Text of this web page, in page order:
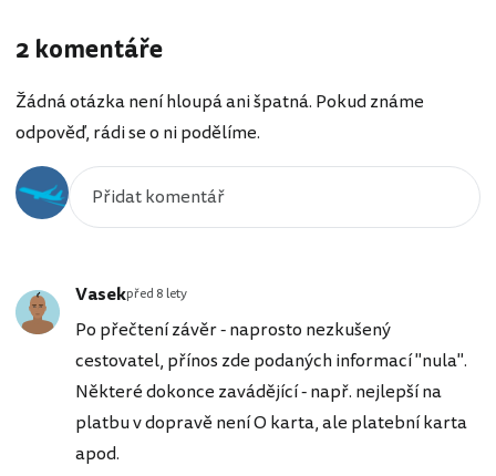
2 komentáře
Žádná otázka není hloupá ani špatná. Pokud známe
odpověď, rádi se o ni podělíme.
Vasekpřed 8 lety
Po přečtení závěr - naprosto nezkušený
cestovatel, přínos zde podaných informací "nula".
Některé dokonce zavádějící - např. nejlepší na
platbu v dopravě není O karta, ale platební karta
apod.